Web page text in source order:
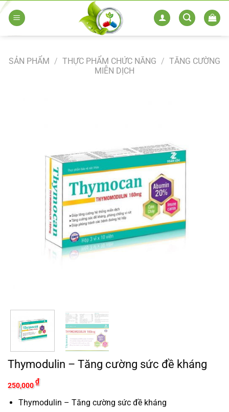
Skip
SẢN PHẨM / THỰC PHẨM CHỨC NĂNG / TĂNG CƯỜNG
MIỄN DỊCH
Thymodulin – Tăng cường sức đề kháng
250,000₫
Thymodulin – Tăng cường sức đề kháng